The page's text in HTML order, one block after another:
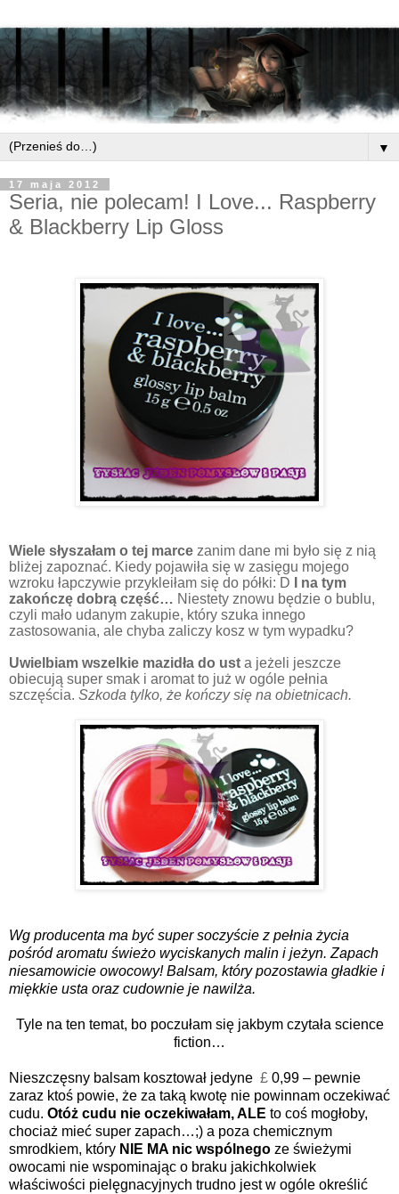
▼
17 maja 2012
Seria, nie polecam! I Love... Raspberry
& Blackberry Lip Gloss
Wiele słyszałam o tej marce zanim dane mi było się z nią
bliżej zapoznać. Kiedy pojawiła się w zasięgu mojego
wzroku łapczywie przykleiłam się do półki: D I na tym
zakończę dobrą część… Niestety znowu będzie o bublu,
czyli mało udanym zakupie, który szuka innego
zastosowania, ale chyba zaliczy kosz w tym wypadku?
Uwielbiam wszelkie mazidła do ust a jeżeli jeszcze
obiecują super smak i aromat to już w ogóle pełnia
szczęścia. Szkoda tylko, że kończy się na obietnicach.
Wg producenta ma być super soczyście z pełnia życia
pośród aromatu świeżo wyciskanych malin i jeżyn. Zapach
niesamowicie owocowy! Balsam, który pozostawia gładkie i
miękkie usta oraz cudownie je nawilża.
Tyle na ten temat, bo poczułam się jakbym czytała science
fiction…
Nieszczęsny balsam kosztował jedyne £ 0,99 – pewnie
zaraz ktoś powie, że za taką kwotę nie powinnam oczekiwać
cudu. Otóż cudu nie oczekiwałam, ALE to coś mogłoby,
chociaż mieć super zapach…;) a poza chemicznym
smrodkiem, który NIE MA nic wspólnego ze świeżymi
owocami nie wspominając o braku jakichkolwiek
właściwości pielęgnacyjnych trudno jest w ogóle określić